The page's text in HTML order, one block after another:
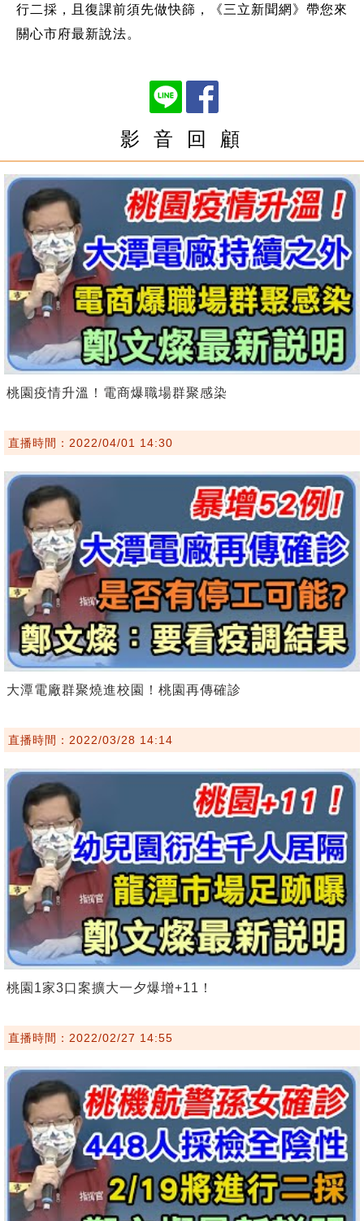
行二採，且復課前須先做快篩，《三立新聞網》帶您來
關心市府最新說法。
影 音 回 顧
桃園疫情升溫！電商爆職場群聚感染
直播時間：2022/04/01 14:30
大潭電廠群聚燒進校園！桃園再傳確診
直播時間：2022/03/28 14:14
桃園1家3口案擴大一夕爆增+11！
直播時間：2022/02/27 14:55